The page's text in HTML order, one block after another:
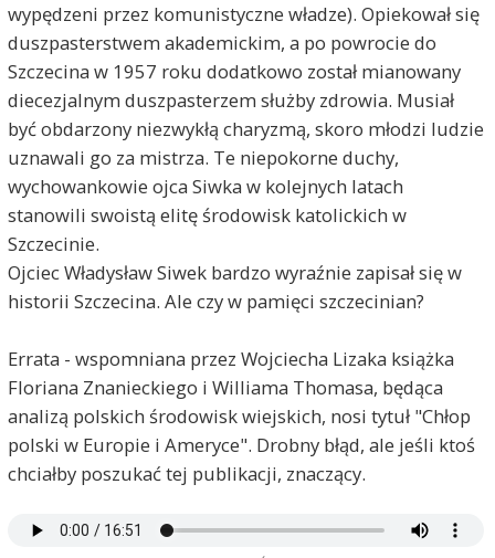
wypędzeni przez komunistyczne władze). Opiekował się
duszpasterstwem akademickim, a po powrocie do
Szczecina w 1957 roku dodatkowo został mianowany
diecezjalnym duszpasterzem służby zdrowia. Musiał
być obdarzony niezwykłą charyzmą, skoro młodzi ludzie
uznawali go za mistrza. Te niepokorne duchy,
wychowankowie ojca Siwka w kolejnych latach
stanowili swoistą elitę środowisk katolickich w
Szczecinie.
Ojciec Władysław Siwek bardzo wyraźnie zapisał się w
historii Szczecina. Ale czy w pamięci szczecinian?
Errata - wspomniana przez Wojciecha Lizaka książka
Floriana Znanieckiego i Williama Thomasa, będąca
analizą polskich środowisk wiejskich, nosi tytuł "Chłop
polski w Europie i Ameryce". Drobny błąd, ale jeśli ktoś
chciałby poszukać tej publikacji, znaczący.